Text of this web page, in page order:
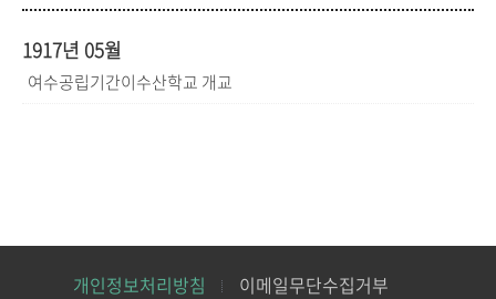
1917년 05월
여수공립기간이수산학교 개교
개인정보처리방침 이메일무단수집거부